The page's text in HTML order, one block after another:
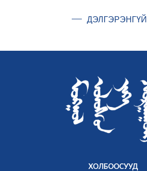
ДЭЛГЭРЭНГҮЙ
ХОЛБООСУУД